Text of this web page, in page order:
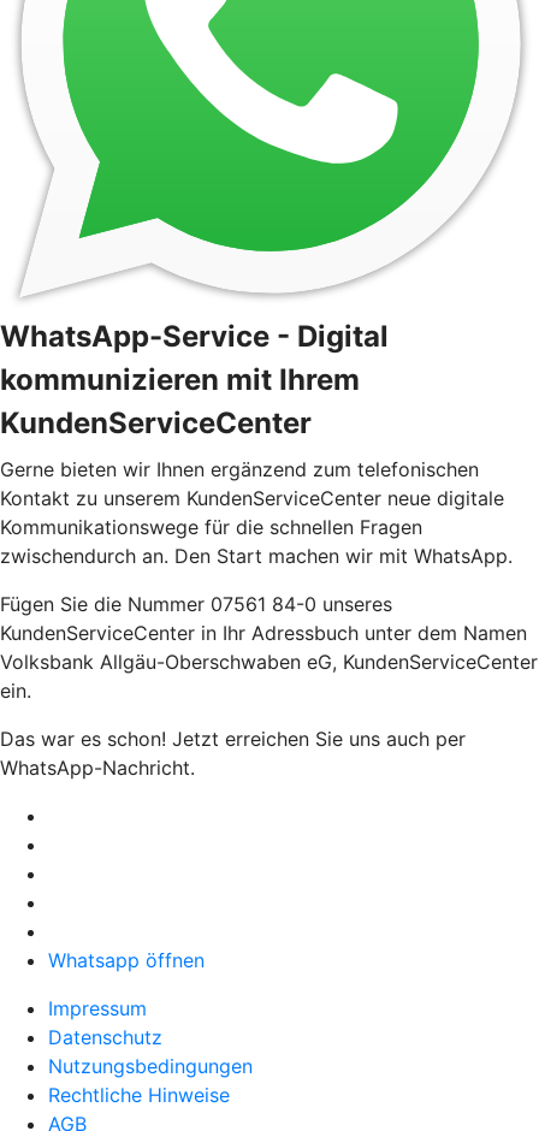
WhatsApp-Service - Digital
kommunizieren mit Ihrem
KundenServiceCenter
Gerne bieten wir Ihnen ergänzend zum telefonischen
Kontakt zu unserem KundenServiceCenter neue digitale
Kommunikationswege für die schnellen Fragen
zwischendurch an. Den Start machen wir mit WhatsApp.
Fügen Sie die Nummer 07561 84-0 unseres
KundenServiceCenter in Ihr Adressbuch unter dem Namen
Volksbank Allgäu-Oberschwaben eG, KundenServiceCenter
ein.
Das war es schon! Jetzt erreichen Sie uns auch per
WhatsApp-Nachricht.
Whatsapp öffnen
Impressum
Datenschutz
Nutzungsbedingungen
Rechtliche Hinweise
AGB